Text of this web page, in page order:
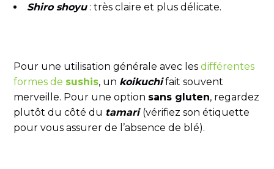
Shiro shoyu: très claire et plus délicate.
Pour une utilisation générale avec lesdifférentes
formes de sushis, un koikuchifait souvent
merveille. Pour une option sans gluten, regardez
plutôt du côté du tamari (vérifiez son étiquette
pour vous assurer de l’absence de blé).